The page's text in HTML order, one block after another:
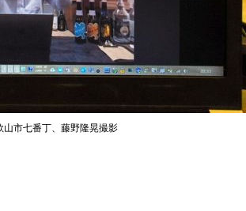
市七番丁、藤野隆晃撮影